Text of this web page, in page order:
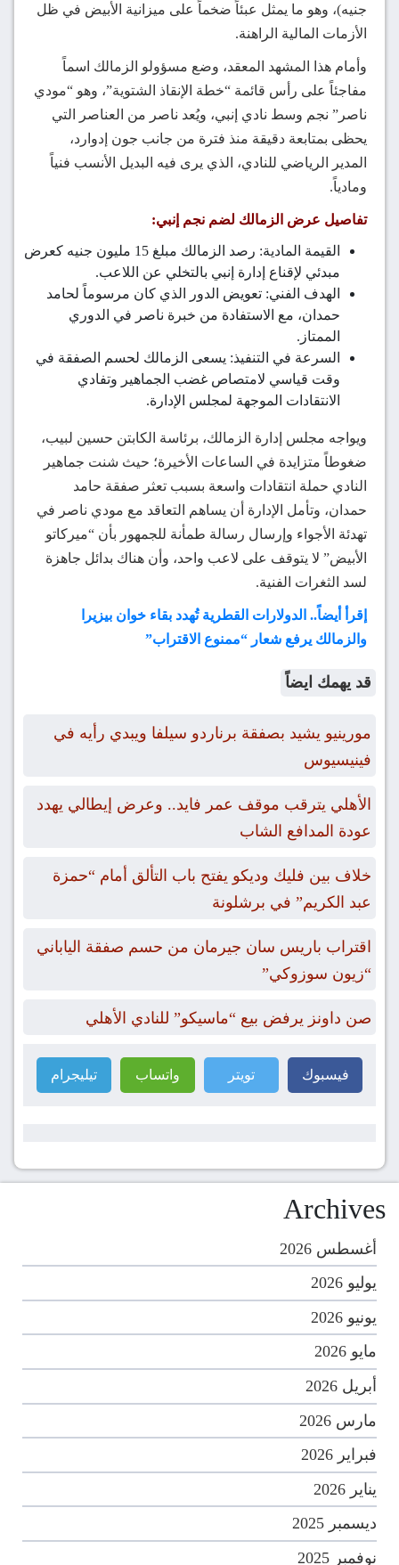
جنيه)، وهو ما يمثل عبئاً ضخماً على ميزانية الأبيض في ظل
الأزمات المالية الراهنة.
وأمام هذا المشهد المعقد، وضع مسؤولو الزمالك اسماً
مفاجئاً على رأس قائمة “خطة الإنقاذ الشتوية”، وهو “مودي
ناصر” نجم وسط نادي إنبي، ويُعد ناصر من العناصر التي
يحظى بمتابعة دقيقة منذ فترة من جانب جون إدوارد،
المدير الرياضي للنادي، الذي يرى فيه البديل الأنسب فنياً
ومادياً.
تفاصيل عرض الزمالك لضم نجم إنبي:
القيمة المادية: رصد الزمالك مبلغ 15 مليون جنيه كعرض
مبدئي لإقناع إدارة إنبي بالتخلي عن اللاعب.
الهدف الفني: تعويض الدور الذي كان مرسوماً لحامد
حمدان، مع الاستفادة من خبرة ناصر في الدوري
الممتاز.
السرعة في التنفيذ: يسعى الزمالك لحسم الصفقة في
وقت قياسي لامتصاص غضب الجماهير وتفادي
الانتقادات الموجهة لمجلس الإدارة.
ويواجه مجلس إدارة الزمالك، برئاسة الكابتن حسين لبيب،
ضغوطاً متزايدة في الساعات الأخيرة؛ حيث شنت جماهير
النادي حملة انتقادات واسعة بسبب تعثر صفقة حامد
حمدان، وتأمل الإدارة أن يساهم التعاقد مع مودي ناصر في
تهدئة الأجواء وإرسال رسالة طمأنة للجمهور بأن “ميركاتو
الأبيض” لا يتوقف على لاعب واحد، وأن هناك بدائل جاهزة
لسد الثغرات الفنية.
إقرأ أيضاً.. الدولارات القطرية تُهدد بقاء خوان بيزيرا
والزمالك يرفع شعار “ممنوع الاقتراب”
قد يهمك ايضاً
مورينيو يشيد بصفقة برناردو سيلفا ويبدي رأيه في
فينيسيوس
الأهلي يترقب موقف عمر فايد.. وعرض إيطالي يهدد
عودة المدافع الشاب
خلاف بين فليك وديكو يفتح باب التألق أمام “حمزة
عبد الكريم” في برشلونة
اقتراب باريس سان جيرمان من حسم صفقة الياباني
“زيون سوزوكي”
صن داونز يرفض بيع “ماسيكو” للنادي الأهلي
فيسبوك تويتر واتساب تيليجرام
Archives
أغسطس 2026
يوليو 2026
يونيو 2026
مايو 2026
أبريل 2026
مارس 2026
فبراير 2026
يناير 2026
ديسمبر 2025
نوفمبر 2025